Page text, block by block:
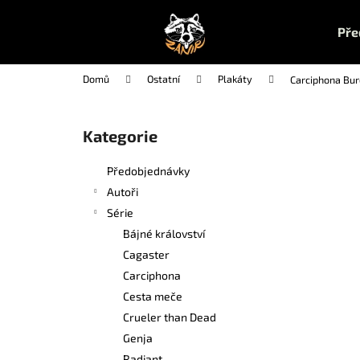
Domů Ostatní Plakáty Carciphona
Přeskočit
kategorie
Kategorie
Předobjednávky
Autoři
Série
Bájné království
Cagaster
Carciphona
Cesta meče
Crueler than Dead
Genja
í
do
do
UČEBNA POMSTY 1